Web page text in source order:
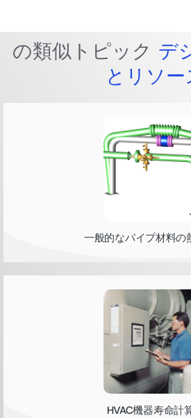
の類似トピック デ
とリソー
一般的なパイプ材料の
HVAC機器寿命計